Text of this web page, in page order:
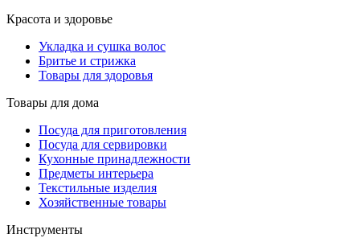
Красота и здоровье
Укладка и сушка волос
Бритье и стрижка
Товары для здоровья
Товары для дома
Посуда для приготовления
Посуда для сервировки
Кухонные принадлежности
Предметы интерьера
Текстильные изделия
Хозяйственные товары
Инструменты